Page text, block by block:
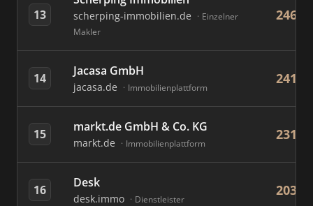
13 scherping-immobilien.de
Einzelner
Makler
246
14 Jacasa GmbH
jacasa.de Immobilienplattform
241
15 markt.de GmbH & Co. KG
markt.de Immobilienplattform
231
16 Desk
desk.immo Dienstleister
203